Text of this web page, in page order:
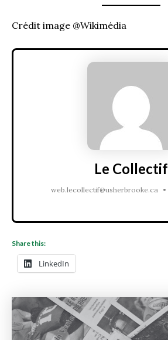
Crédit image @Wikimédia
Le Collectif
web.lecollectif@usherbrooke.ca •
Share this:
LinkedIn